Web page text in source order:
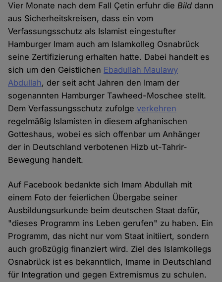
Vier Monate nach dem Fall Çetin erfuhr dieBild dann
aus Sicherheitskreisen, dass ein vom
Verfassungsschutz als Islamist eingestufter
Hamburger Imam auch am Islamkolleg Osnabrück
seine Zertifizierung erhalten hatte. Dabei handelt es
sich um den Geistlichen Ebadullah Maulawy
Abdullah, der seit acht Jahren den Imam der
sogenannten Hamburger Tawheed-Moschee stellt.
Dem Verfassungsschutz zufolgeverkehren
regelmäßig Islamisten in diesem afghanischen
Gotteshaus, wobei es sich offenbar um Anhänger
der in Deutschland verbotenen Hizb ut-Tahrir-
Bewegung handelt.
Auf Facebook bedankte sich Imam Abdullah mit
einem Foto der feierlichen Übergabe seiner
Ausbildungsurkunde beim deutschen Staat dafür,
"dieses Programm ins Leben gerufen" zu haben. Ein
Programm, das nicht nur vom Staat initiiert, sondern
auch großzügig finanziert wird. Ziel des Islamkollegs
Osnabrück ist es bekanntlich, Imame in Deutschland
für Integration und gegen Extremismus zu schulen.